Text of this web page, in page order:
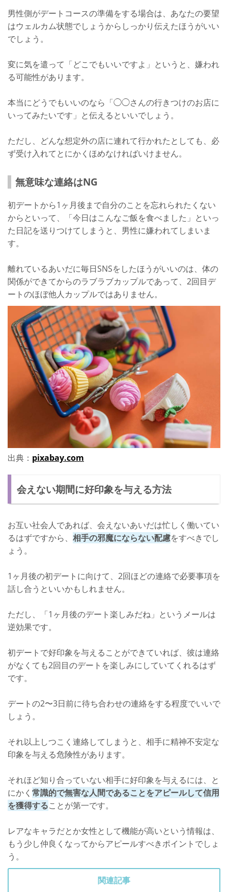
男性側がデートコースの準備をする場合は、あなたの要望
はウェルカム状態でしょうからしっかり伝えたほうがいい
でしょう。
変に気を遣って「どこでもいいですよ」というと、嫌われ
る可能性があります。
本当にどうでもいいのなら「◯◯さんの行きつけのお店に
いってみたいです」と伝えるといいでしょう。
ただし、どんな想定外の店に連れて行かれたとしても、必
ず受け入れてとにかくほめなければいけません。
無意味な連絡はNG
初デートから1ヶ月後まで自分のことを忘れられたくない
からといって、「今日はこんなご飯を食べました」といっ
た日記を送りつけてしまうと、男性に嫌われてしまいま
す。
離れているあいだに毎日SNSをしたほうがいいのは、体の
関係ができてからのラブラブカップルであって、2回目デ
ートのほぼ他人カップルではありません。
出典： pixabay.com
会えない期間に好印象を与える方法
お互い社会人であれば、会えないあいだは忙しく働いてい
るはずですから、 相手の邪魔にならない配慮をすべきでし
ょう。
1ヶ月後の初デートに向けて、2回ほどの連絡で必要事項を
話し合うといいかもしれません。
ただし、「1ヶ月後のデート楽しみだね」というメールは
逆効果です。
初デートで好印象を与えることができていれば、彼は連絡
がなくても2回目のデートを楽しみにしていてくれるはず
です。
デートの2〜3日前に待ち合わせの連絡をする程度でいいで
しょう。
それ以上しつこく連絡してしまうと、相手に精神不安定な
印象を与える危険性があります。
それほど知り合っていない相手に好印象を与えるには、と
にかく 常識的で無害な人間であることをアピールして信用
を獲得することが第一です。
レアなキャラだとか女性として機能が高いという情報は、
もう少し仲良くなってからアピールすべきポイントでしょ
う。
関連記事